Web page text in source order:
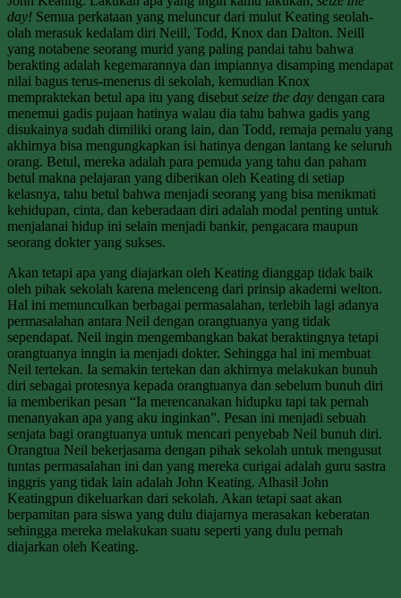
day! Semua perkataan yang meluncur dari mulut Keating seolah-
olah merasuk kedalam diri Neill, Todd, Knox dan Dalton. Neill
yang notabene seorang murid yang paling pandai tahu bahwa
berakting adalah kegemarannya dan impiannya disamping mendapat
nilai bagus terus-menerus di sekolah, kemudian Knox
mempraktekan betul apa itu yang disebut seize the day dengan cara
menemui gadis pujaan hatinya walau dia tahu bahwa gadis yang
disukainya sudah dimiliki orang lain, dan Todd, remaja pemalu yang
akhirnya bisa mengungkapkan isi hatinya dengan lantang ke seluruh
orang. Betul, mereka adalah para pemuda yang tahu dan paham
betul makna pelajaran yang diberikan oleh Keating di setiap
kelasnya, tahu betul bahwa menjadi seorang yang bisa menikmati
kehidupan, cinta, dan keberadaan diri adalah modal penting untuk
menjalanai hidup ini selain menjadi bankir, pengacara maupun
seorang dokter yang sukses.
Akan tetapi apa yang diajarkan oleh Keating dianggap tidak baik
oleh pihak sekolah karena melenceng dari prinsip akademi welton.
Hal ini memunculkan berbagai permasalahan, terlebih lagi adanya
permasalahan antara Neil dengan orangtuanya yang tidak
sependapat. Neil ingin mengembangkan bakat beraktingnya tetapi
orangtuanya inngin ia menjadi dokter. Sehingga hal ini membuat
Neil tertekan. Ia semakin tertekan dan akhirnya melakukan bunuh
diri sebagai protesnya kepada orangtuanya dan sebelum bunuh diri
ia memberikan pesan “Ia merencanakan hidupku tapi tak pernah
menanyakan apa yang aku inginkan”. Pesan ini menjadi sebuah
senjata bagi orangtuanya untuk mencari penyebab Neil bunuh diri.
Orangtua Neil bekerjasama dengan pihak sekolah untuk mengusut
tuntas permasalahan ini dan yang mereka curigai adalah guru sastra
inggris yang tidak lain adalah John Keating. Alhasil John
Keatingpun dikeluarkan dari sekolah. Akan tetapi saat akan
berpamitan para siswa yang dulu diajarnya merasakan keberatan
sehingga mereka melakukan suatu seperti yang dulu pernah
diajarkan oleh Keating.